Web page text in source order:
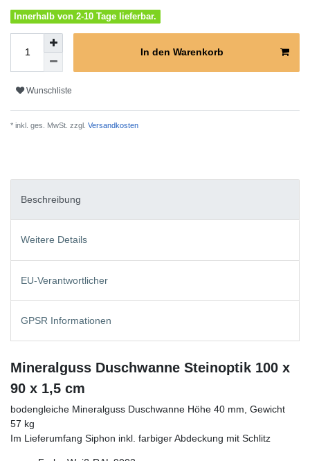
Innerhalb von 2-10 Tage lieferbar.
In den Warenkorb
Wunschliste
* inkl. ges. MwSt. zzgl. Versandkosten
Beschreibung
Weitere Details
EU-Verantwortlicher
GPSR Informationen
Mineralguss Duschwanne Steinoptik 100 x
90 x 1,5 cm
bodengleiche Mineralguss Duschwanne Höhe 40 mm, Gewicht
57 kg
Im Lieferumfang Siphon inkl. farbiger Abdeckung mit Schlitz